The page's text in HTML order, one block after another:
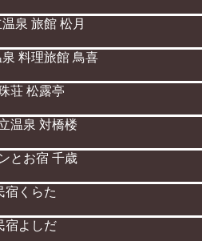
泉 旅館 松月
料理旅館 鳥喜
荘 松露亭
温泉 対橋楼
とお宿 千歳
宿くらた
宿よしだ